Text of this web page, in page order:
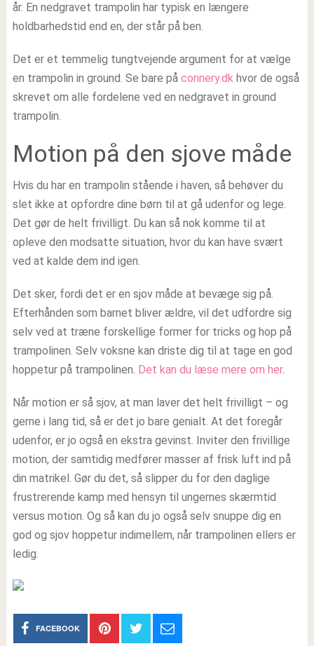
år. En nedgravet trampolin har typisk en længere
holdbarhedstid end en, der står på ben.
Det er et temmelig tungtvejende argument for at vælge
en trampolin in ground. Se bare på connery.dkhvor de også
skrevet om alle fordelene ved en nedgravet in ground
trampolin.
Motion på den sjove måde
Hvis du har en trampolin stående i haven, så behøver du
slet ikke at opfordre dine børn til at gå udenfor og lege.
Det gør de helt frivilligt. Du kan så nok komme til at
opleve den modsatte situation, hvor du kan have svært
ved at kalde dem ind igen.
Det sker, fordi det er en sjov måde at bevæge sig på.
Efterhånden som barnet bliver ældre, vil det udfordre sig
selv ved at træne forskellige former for tricks og hop på
trampolinen. Selv voksne kan driste dig til at tage en god
hoppetur på trampolinen. Det kan du læse mere om her.
Når motion er så sjov, at man laver det helt frivilligt – og
gerne i lang tid, så er det jo bare genialt. At det foregår
udenfor, er jo også en ekstra gevinst. Inviter den frivillige
motion, der samtidig medfører masser af frisk luft ind på
din matrikel. Gør du det, så slipper du for den daglige
frustrerende kamp med hensyn til ungernes skærmtid
versus motion. Og så kan du jo også selv snuppe dig en
god og sjov hoppetur indimellem, når trampolinen ellers er
ledig.
FACEBOOK